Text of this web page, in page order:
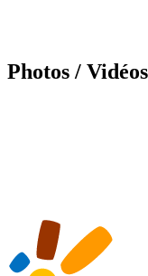
Photos / Vidéos